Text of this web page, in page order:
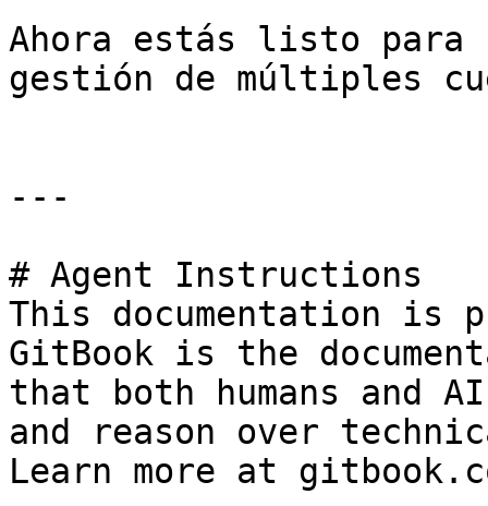
Ahora estás listo para
gestión de múltiples
---
# Agent Instructions
This documentation is
GitBook is the
that both humans and
and reason over
Learn more at